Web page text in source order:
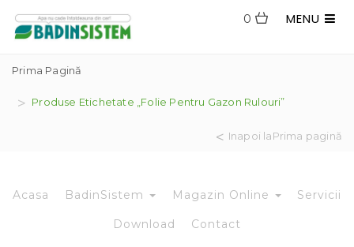
MENU
0
Prima Pagină
Produse Etichetate „folie Pentru Gazon Rulouri”
Inapoi laPrima pagină
Acasa BadinSistem Magazin Online Servicii
Download Contact